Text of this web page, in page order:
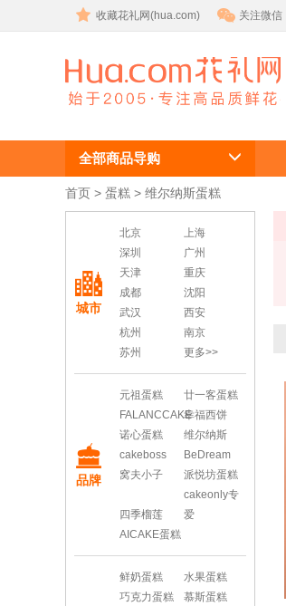
收藏花礼网(hua.com) 关注微信
维尔纳斯蛋糕
订生日蛋糕
全部商品导购
首页 > 蛋糕 > 维尔纳斯蛋糕
城市
北京
上海
深圳
广州
天津
重庆
成都
沈阳
武汉
西安
杭州
南京
苏州
更多>>
品牌
元祖蛋糕
廿一客蛋糕
FALANCCAKE幸福西饼
诺心蛋糕
维尔纳斯
cakeboss
BeDream
窝夫小子
派悦坊蛋糕
四季榴莲
cakeonly专
爱
AICAKE蛋糕
鲜奶蛋糕
水果蛋糕
巧克力蛋糕
慕斯蛋糕